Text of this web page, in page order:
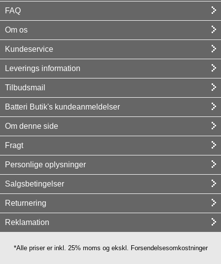
FAQ
Om os
Kundeservice
Leverings information
Tilbudsmail
Batteri Butik's kundeanmeldelser
Om denne side
Fragt
Personlige oplysninger
Salgsbetingelser
Returnering
Reklamation
*Alle priser er inkl. 25% moms og ekskl. Forsendelsesomkostninger